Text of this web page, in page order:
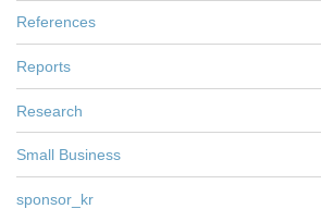
References
Reports
Research
Small Business
sponsor_kr